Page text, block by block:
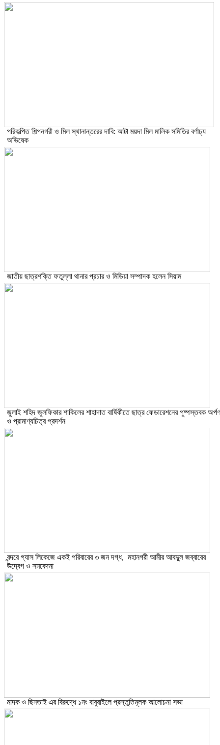
পরিকল্পিত শিল্পনগরী ও মিল স্থানান্তরের দাবি: আটা ময়দা মিল মালিক সমিতির বর্ণাঢ্য
অভিষেক
জাতীয় ছাত্রশক্তি ফতুল্লা থানার প্রচার ও মিডিয়া সম্পাদক হলেন সিয়াম
​জুলাই শহিদ জুলফিকার শাকিলের শাহাদাত বার্ষিকীতে ছাত্র ফেডারেশনের পুষ্পস্তবক অর্পণ
ও প্রামাণ্যচিত্র প্রদর্শন
বন্দরে গ্যাস লিকেজে একই পরিবারের ৩ জন দগ্ধ, মহানগরী আমীর আবদুুল জব্বারের
উদ্বেগ ও সমবেদনা
মাদক ও ছিনতাই এর বিরুদ্ধে ১নং বাবুরাইলে প্রস্তুতিমূলক আলোচনা সভা